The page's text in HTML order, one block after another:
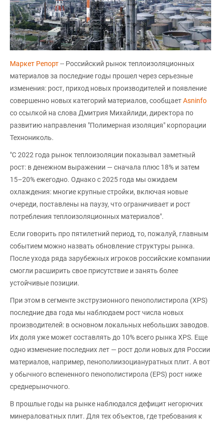
Маркет Репорт-- Российский рынок теплоизоляционных
материалов за последние годы прошел через серьезные
изменения: рост, приход новых производителей и появление
совершенно новых категорий материалов, сообщаетAsninfo
со ссылкой на слова Дмитрия Михайлиди, директора по
развитию направления "Полимерная изоляция" корпорации
Технониколь.
"С 2022 года рынок теплоизоляции показывал заметный
рост: в денежном выражении — сначала плюс 18% и затем
15–20% ежегодно. Однако с 2025 года мы ожидаем
охлаждения: многие крупные стройки, включая новые
очереди, поставлены на паузу, что ограничивает и рост
потребления теплоизоляционных материалов".
Если говорить про пятилетний период, то, пожалуй, главным
событием можно назвать обновление структуры рынка.
После ухода ряда зарубежных игроков российские компании
смогли расширить свое присутствие и занять более
устойчивые позиции.
При этом в сегменте экструзионного пенополистирола (XPS)
последние два года мы наблюдаем рост числа новых
производителей: в основном локальных небольших заводов.
Их доля уже может составлять до 10% всего рынка XPS. Еще
одно изменение последних лет — рост доли новых для России
материалов, например, пенополиизоциануратных плит. А вот
у обычного вспененного пенополистирола (EPS) рост ниже
среднерыночного.
В прошлые годы на рынке наблюдался дефицит негорючих
минераловатных плит. Для тех объектов, где требования к